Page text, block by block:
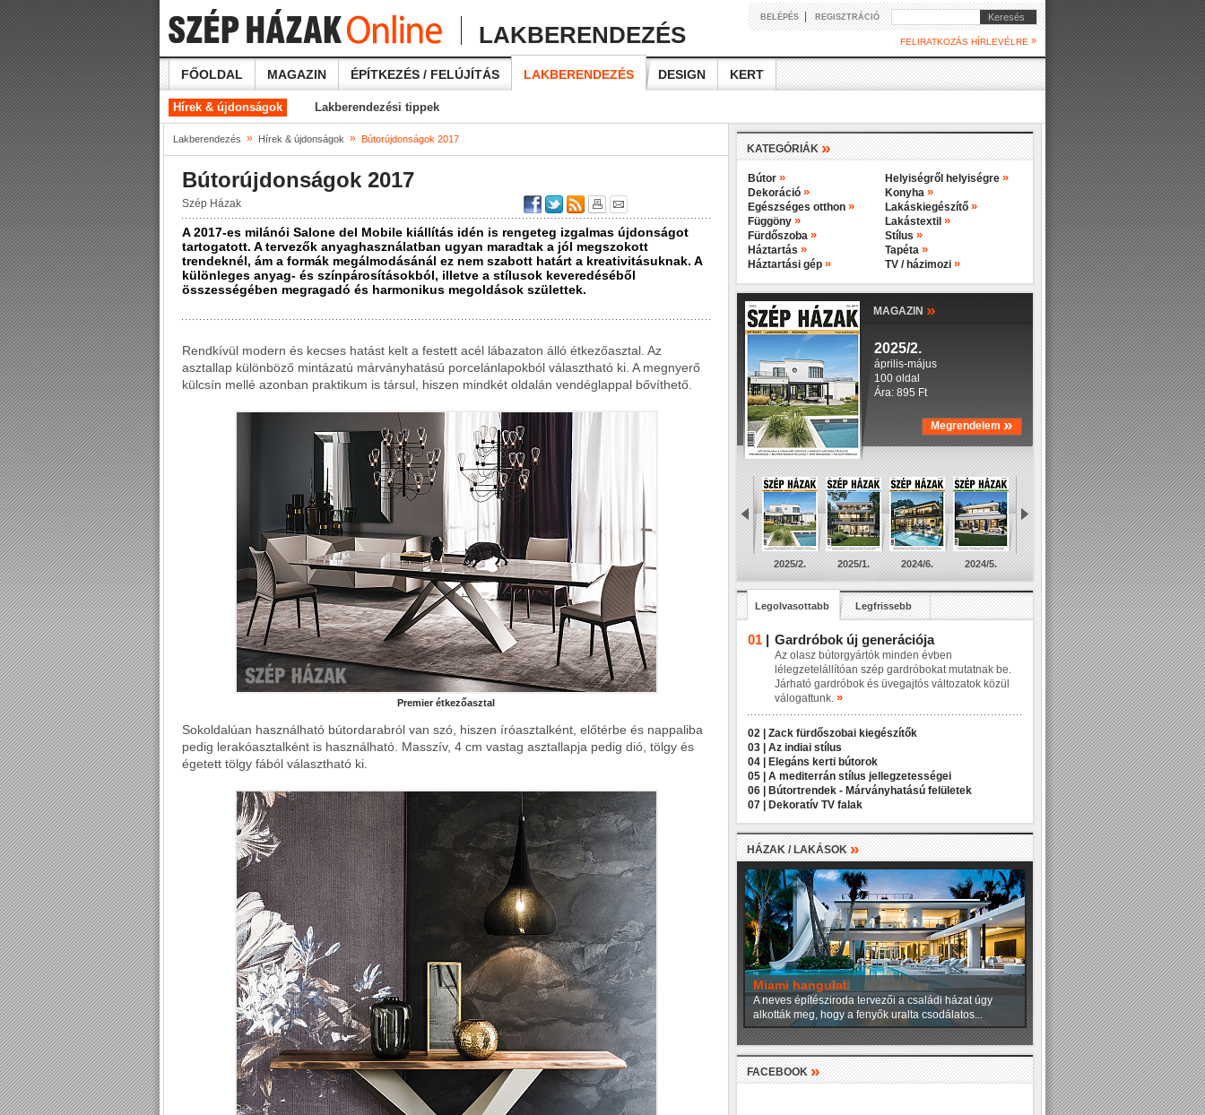
LAKBERENDEZÉS
BELÉPÉS| REGISZTRÁCIÓ Keresés
FELIRATKOZÁS HÍRLEVÉLRE »
FŐOLDAL MAGAZIN ÉPÍTKEZÉS / FELÚJÍTÁS LAKBERENDEZÉS DESIGN KERT
Hírek & újdonságok Lakberendezési tippek
Lakberendezés » Hírek & újdonságok » Bútorújdonságok 2017
Bútorújdonságok 2017
Szép Házak
A 2017-es milánói Salone del Mobile kiállítás idén is rengeteg izgalmas újdonságot
tartogatott. A tervezők anyaghasználatban ugyan maradtak a jól megszokott
trendeknél, ám a formák megálmodásánál ez nem szabott határt a kreativitásuknak. A
különleges anyag- és színpárosításokból, illetve a stílusok keveredéséből
összességében megragadó és harmonikus megoldások születtek.
Rendkívül modern és kecses hatást kelt a festett acél lábazaton álló étkezőasztal. Az
asztallap különböző mintázatú márványhatású porcelánlapokból választható ki. A megnyerő
külcsín mellé azonban praktikum is társul, hiszen mindkét oldalán vendéglappal bővíthető.
Premier étkezőasztal
Sokoldalúan használható bútordarabról van szó, hiszen íróasztalként, előtérbe és nappaliba
pedig lerakóasztalként is használható. Masszív, 4 cm vastag asztallapja pedig dió, tölgy és
égetett tölgy fából választható ki.
KATEGÓRIÁK»
Bútor »
Dekoráció »
Egészséges otthon »
Függöny »
Fürdőszoba »
Háztartás »
Háztartási gép »
Helyiségről helyiségre »
Konyha »
Lakáskiegészítő »
Lakástextil »
Stílus »
Tapéta »
TV / házimozi »
MAGAZIN »
2025/2.
április-május
100 oldal
Ára: 895 Ft
Megrendelem »
2025/2. 2025/1. 2024/6. 2024/5.
Legolvasottabb Legfrissebb
01 | Gardróbok új generációja
Az olasz bútorgyártók minden évben
lélegzetelállítóan szép gardróbokat mutatnak be.
Járható gardróbok és üvegajtós változatok közül
válogattunk. »
02 |
Zack fürdőszobai kiegészítők
03 |
Az indiai stílus
04 |
Elegáns kerti bútorok
05 |
A mediterrán stílus jellegzetességei
06 |
Bútortrendek - Márványhatású felületek
07 |
Dekoratív TV falak
HÁZAK / LAKÁSOK »
Miami hangulat
A neves építésziroda tervezői a családi házat úgy
alkották meg, hogy a fenyők uralta csodálatos...
FACEBOOK»